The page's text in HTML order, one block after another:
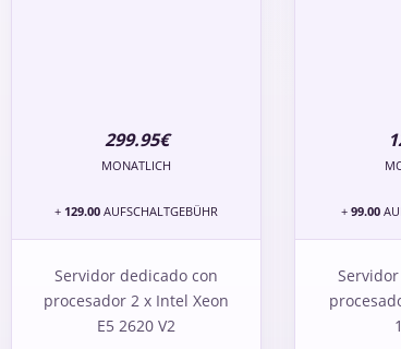
299.95€
MONATLICH
+ 129.00 AUFSCHALTGEBÜHR
Servidor dedicado con
procesador 2 x Intel Xeon
E5 2620 V2
+99.00